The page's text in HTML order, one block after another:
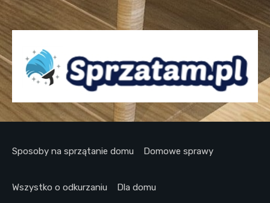
Sposoby na sprzątanie domu Domowe sprawy
Wszystko o odkurzaniu Dla domu